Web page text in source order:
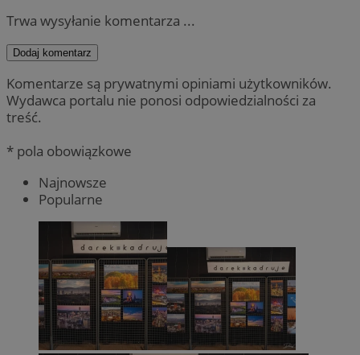
Trwa wysyłanie komentarza ...
Dodaj komentarz
Komentarze są prywatnymi opiniami użytkowników.
Wydawca portalu nie ponosi odpowiedzialności za
treść.
* pola obowiązkowe
Najnowsze
Popularne